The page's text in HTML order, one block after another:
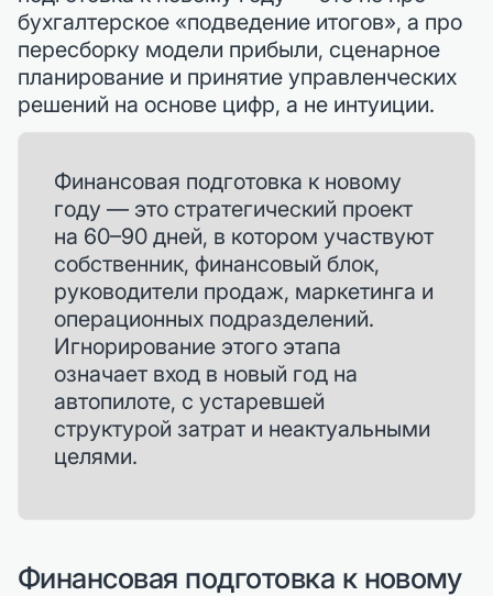
бухгалтерское «подведение итогов», а про
пересборку модели прибыли, сценарное
планирование и принятие управленческих
решений на основе цифр, а не интуиции.
Финансовая подготовка к новому
году — это стратегический проект
на 60–90 дней, в котором участвуют
собственник, финансовый блок,
руководители продаж, маркетинга и
операционных подразделений.
Игнорирование этого этапа
означает вход в новый год на
автопилоте, с устаревшей
структурой затрат и неактуальными
целями.
Финансовая подготовка к новому